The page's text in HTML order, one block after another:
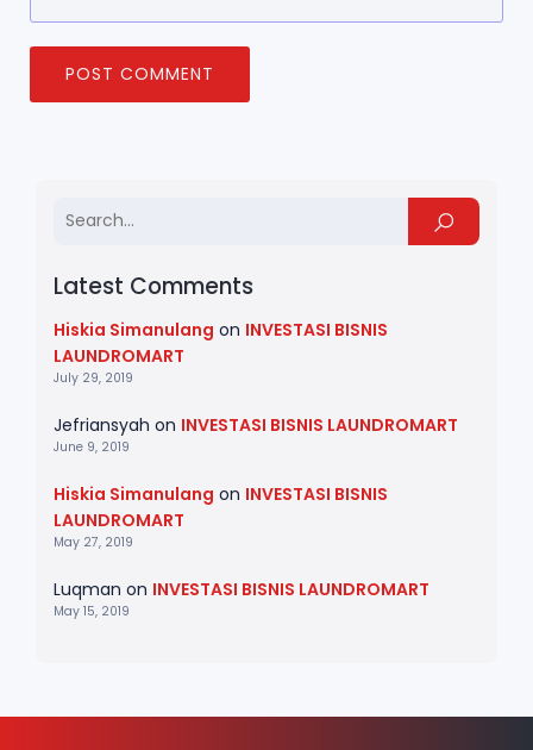
Latest Comments
Hiskia Simanulang on INVESTASI BISNIS
LAUNDROMART
July 29, 2019
Jefriansyah on INVESTASI BISNIS LAUNDROMART
June 9, 2019
Hiskia Simanulang on INVESTASI BISNIS
LAUNDROMART
May 27, 2019
Luqman on INVESTASI BISNIS LAUNDROMART
May 15, 2019